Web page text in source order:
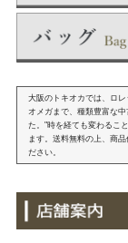
大阪のトキオカでは、ロ
オメガまで、種類豊富な
た。"時を経ても変わるこ
ます。送料無料の上、商
ださい。